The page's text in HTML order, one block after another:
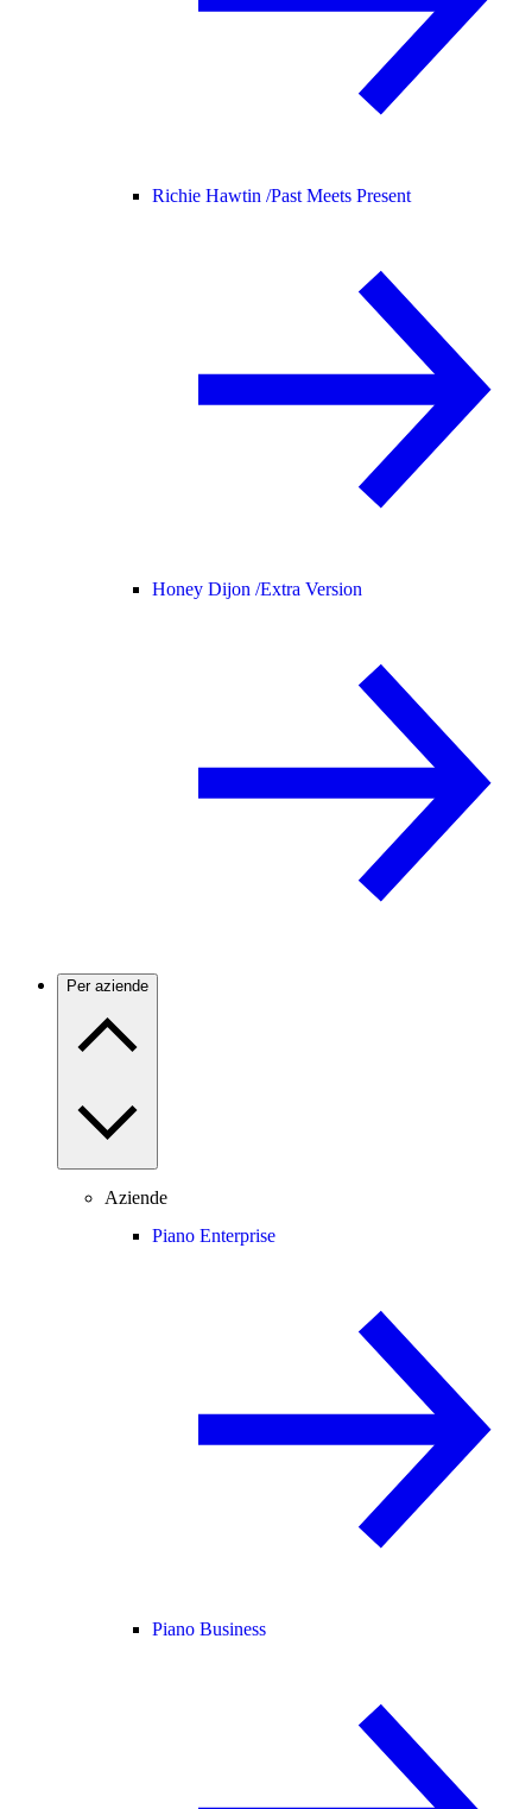
Richie Hawtin /Past Meets Present
Honey Dijon /Extra Version
Per aziende
Aziende
Piano Enterprise
Piano Business